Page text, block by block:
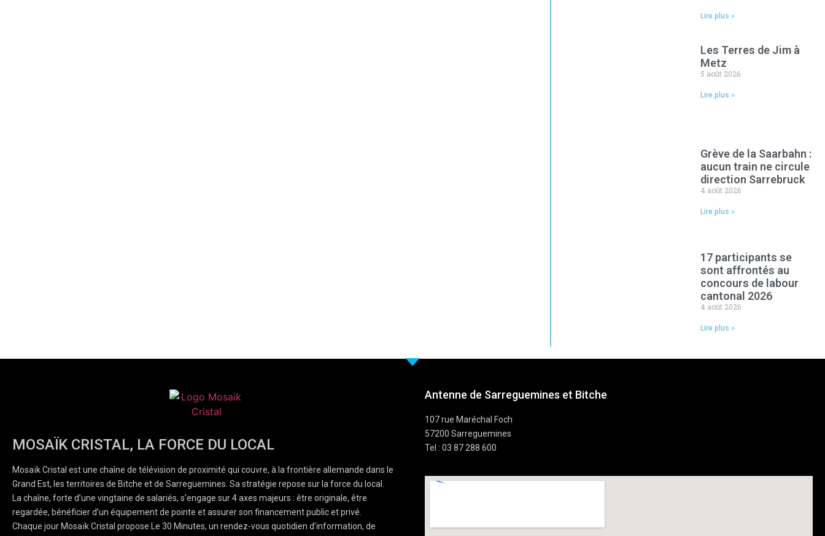
Lire plus »
Les Terres de Jim à
Metz
5 août 2026
Lire plus »
Grève de la Saarbahn :
aucun train ne circule
direction Sarrebruck
4 août 2026
Lire plus »
17 participants se
sont affrontés au
concours de labour
cantonal 2026
4 août 2026
Lire plus »
MOSAÏK CRISTAL, LA FORCE DU LOCAL
Mosaïk Cristal est une chaîne de télévision de proximité qui couvre, à la frontière allemande dans le
Grand Est, les territoires de Bitche et de Sarreguemines. Sa stratégie repose sur la force du local.
La chaîne, forte d’une vingtaine de salariés, s’engage sur 4 axes majeurs : être originale, être
regardée, bénéficier d’un équipement de pointe et assurer son financement public et privé.
Chaque jour Mosaïk Cristal propose Le 30 Minutes, un rendez-vous quotidien d’information, de
Antenne de Sarreguemines et Bitche
107 rue Maréchal Foch
57200 Sarreguemines
Tel : 03 87 288 600